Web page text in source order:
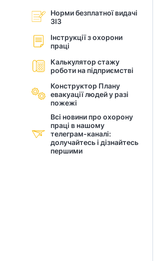
Норми безплатної видачі
ЗІЗ
Інструкції з охорони
праці
Калькулятор стажу
роботи на підприємстві
Конструктор Плану
евакуації людей у разi
пожежі
Всі новини про охорону
праці в нашому
телеграм-каналі:
долучайтесь і дізнайтесь
першими